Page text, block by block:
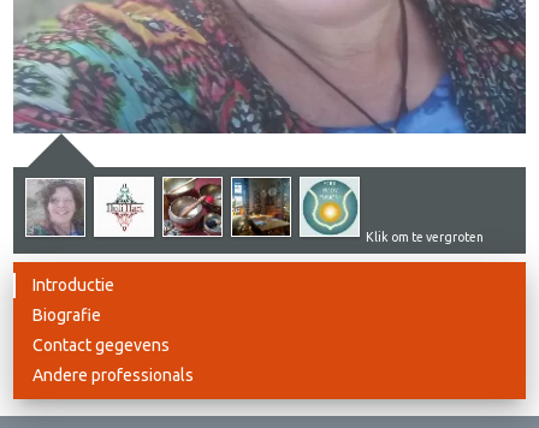
Klik om te vergroten
Introductie
Biografie
Contact gegevens
Andere professionals